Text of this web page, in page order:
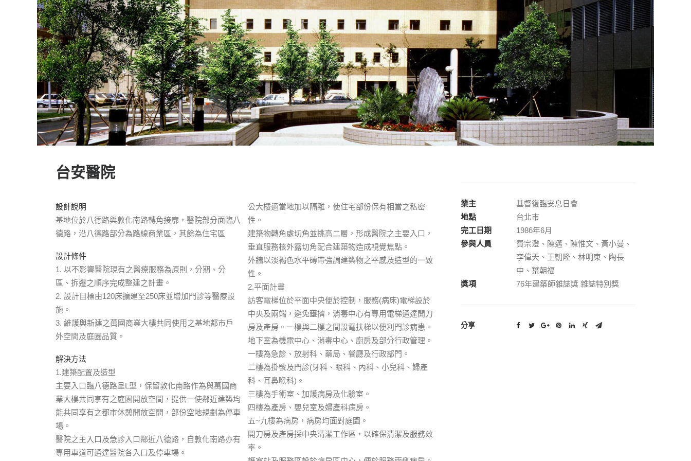
台安醫院
設計說明
基地位於八德路與敦化南路轉角接廓，醫院部分面臨八
德路，沿八德路部分為路線商業區，其餘為住宅區
設計條件
1. 以不影響醫院現有之醫療服務為原則，分期、分
區、拆遷之順序完成整建之計畫。
2. 設計目標由120床擴建至250床並增加門診等醫療設
施。
3. 維護與新建之萬國商業大樓共同使用之基地都市戶
外空間及庭園品質。
解決方法
1.建築配置及造型
主要入口臨八德路呈L型，保留敦化南路作為與萬國商
業大樓共同享有之庭園開放空間，提供一使鄰近建築均
能共同享有之都市休憩開放空間，部份空地規劃為停車
場。
醫院之主入口及急診入口鄰近八德路，自敦化南路亦有
專用車道可通達醫院各入口及停車場。
公大樓適當地加以隔離，使住宅部份保有相當之私密
性。
建築物轉角處切角並挑高二層，形成醫院之主要入口，
垂直服務核外露切角配合建築物造成視覺焦點。
外牆以淡褐色水平磚帶強調建築物之平感及造型的一致
性。
2.平面計畫
訪客電梯位於平面中央便於控制，服務(病床)電梯設於
中央及兩端，避免壅擠，消毒中心有專用電梯通達開刀
房及產房。一樓與二樓之間設電扶梯以便利門診病患。
地下室為機電中心、消毒中心、廚房及部分行政管理。
一樓為急診、放射科、藥局、餐廳及行政部門。
二樓為掛號及門診(牙科、眼科、內科、小兒科、婦產
科、耳鼻喉科)。
三樓為手術室、加護病房及化驗室。
四樓為產房、嬰兒室及婦產科病房。
五~九樓為病房，病房均面對庭園。
開刀房及產房採中央清潔工作區，以確保清潔及服務效
率。
業主
基督復臨安息日會
地點
台北市
完工日期
1986年6月
參與人員
費宗澄、陳邁、陳惟文、黃小曼、
李偉天、王朝隆、林明東、陶長
中、葉朝福
獎項
76年建築師雜誌獎 雜誌特別獎
分享